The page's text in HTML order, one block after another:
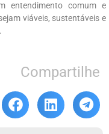
entendimento comum e
viáveis, sustentáveis e
Compartilhe